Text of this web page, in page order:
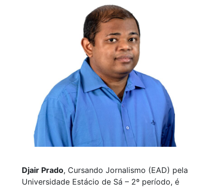
Djair Prado, Cursando Jornalismo (EAD) pela
Universidade Estácio de Sá – 2º período, é